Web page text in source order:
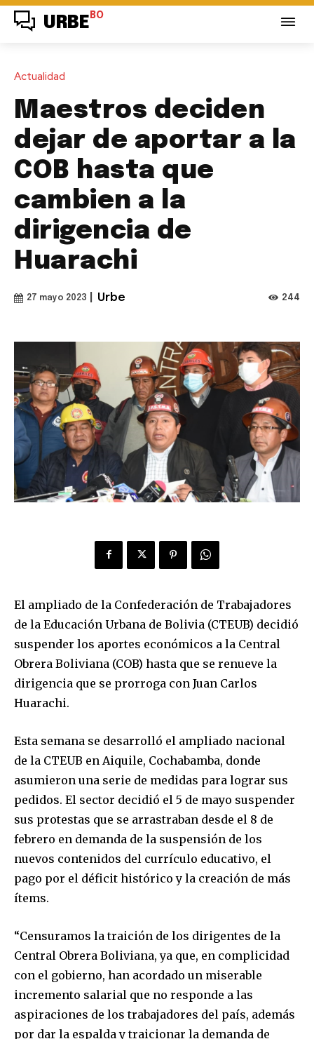
URBE BO
Actualidad
Maestros deciden
dejar de aportar a la
COB hasta que
cambien a la
dirigencia de
Huarachi
27 mayo 2023 Urbe 244
El ampliado de la Confederación de Trabajadores
de la Educación Urbana de Bolivia (CTEUB) decidió
suspender los aportes económicos a la Central
Obrera Boliviana (COB) hasta que se renueve la
dirigencia que se prorroga con Juan Carlos
Huarachi.
Esta semana se desarrolló el ampliado nacional
de la CTEUB en Aiquile, Cochabamba, donde
asumieron una serie de medidas para lograr sus
pedidos. El sector decidió el 5 de mayo suspender
sus protestas que se arrastraban desde el 8 de
febrero en demanda de la suspensión de los
nuevos contenidos del currículo educativo, el
pago por el déficit histórico y la creación de más
ítems.
“Censuramos la traición de los dirigentes de la
Central Obrera Boliviana, ya que, en complicidad
con el gobierno, han acordado un miserable
incremento salarial que no responde a las
aspiraciones de los trabajadores del país, además
por dar la espalda y traicionar la demanda de